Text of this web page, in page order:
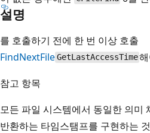
설명
를 호출하기 전에 한 번 이상 호출
FindNextFileGetLastAccessTime
참고 항목
모든 파일 시스템에서 동일한 의미
반환하는 타임스탬프를 구현하는